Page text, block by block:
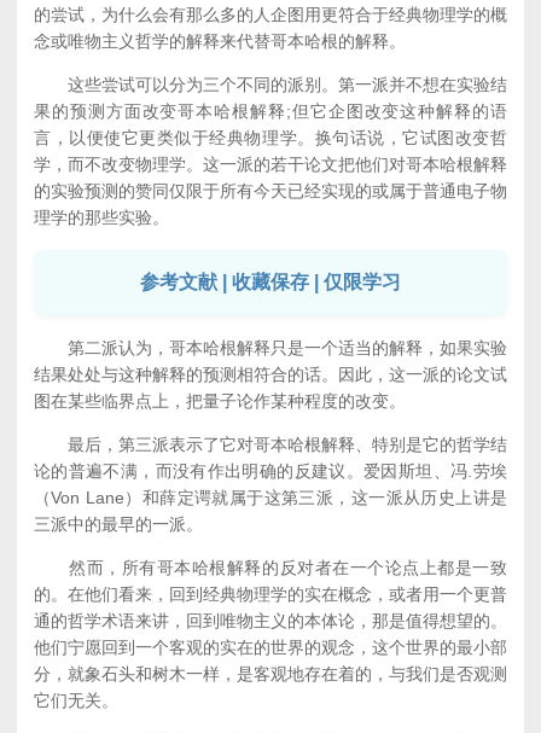
的尝试，为什么会有那么多的人企图用更符合于经典物理学的概
念或唯物主义哲学的解释来代替哥本哈根的解释。
这些尝试可以分为三个不同的派别。第一派并不想在实验结
果的预测方面改变哥本哈根解释;但它企图改变这种解释的语
言，以便使它更类似于经典物理学。换句话说，它试图改变哲
学，而不改变物理学。这一派的若干论文把他们对哥本哈根解释
的实验预测的赞同仅限于所有今天已经实现的或属于普通电子物
理学的那些实验。
参考文献 | 收藏保存 | 仅限学习
第二派认为，哥本哈根解释只是一个适当的解释，如果实验
结果处处与这种解释的预测相符合的话。因此，这一派的论文试
图在某些临界点上，把量子论作某种程度的改变。
最后，第三派表示了它对哥本哈根解释、特别是它的哲学结
论的普遍不满，而没有作出明确的反建议。爱因斯坦、冯.劳埃
（Von Lane）和薛定谔就属于这第三派，这一派从历史上讲是
三派中的最早的一派。
然而，所有哥本哈根解释的反对者在一个论点上都是一致
的。在他们看来，回到经典物理学的实在概念，或者用一个更普
通的哲学术语来讲，回到唯物主义的本体论，那是值得想望的。
他们宁愿回到一个客观的实在的世界的观念，这个世界的最小部
分，就象石头和树木一样，是客观地存在着的，与我们是否观测
它们无关。